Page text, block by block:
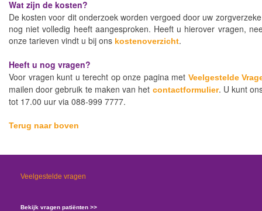
Wat zijn de kosten?
De kosten voor dit onderzoek worden vergoed door uw
nog niet volledig heeft aangesproken. Heeft u hierover vragen,
onze tarieven vindt u bij ons kostenoverzicht.
Heeft u nog vragen?
Voor vragen kunt u terecht op onze pagina met Veelgestelde
mailen door gebruik te maken van het contactformulier. U kunt
tot 17.00 uur via 088-999 7777.
Terug naar boven
Veelgestelde vragen
Bekijk vragen patiënten >>